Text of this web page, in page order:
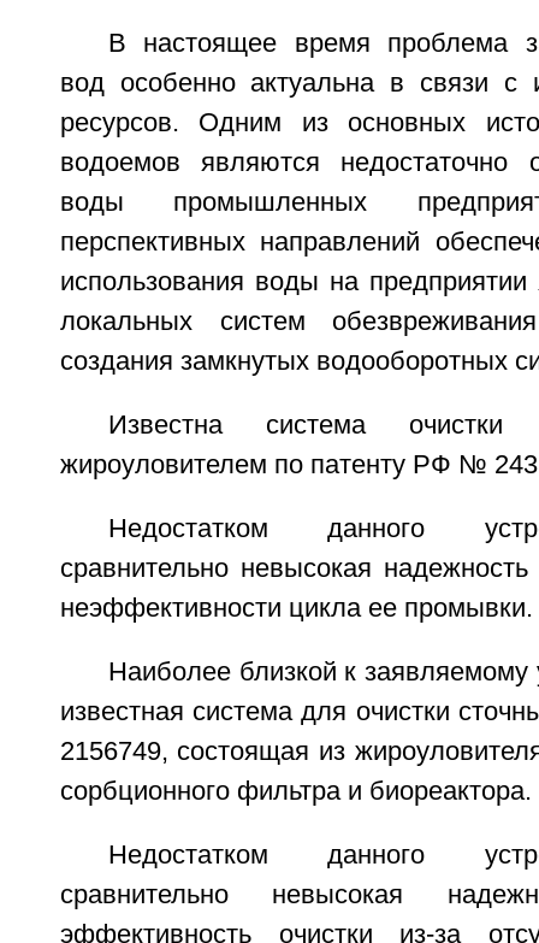
В настоящее время проблема
вод особенно актуальна в связи с
ресурсов. Одним из основных
водоемов являются недостаточно
воды промышленных
перспективных направлений
использования воды на предприятии
локальных систем
создания замкнутых водооборотных
Известна система
жироуловителем по патенту РФ №
Недостатком данного
сравнительно невысокая
неэффективности цикла ее промывки.
Наиболее близкой к заявляемому
известная система для очистки
2156749, состоящая из
сорбционного фильтра и биореактора.
Недостатком данного
сравнительно невысокая
эффективность очистки из-за